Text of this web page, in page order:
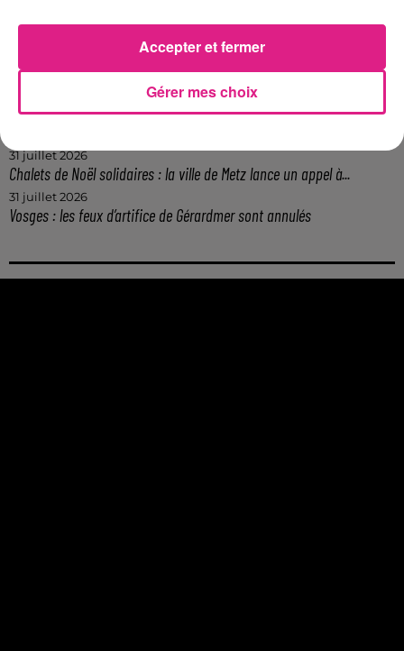
4 août 2026
Officiel : Gauthier Hein quitte le FC Metz pour l'OGC Nice
4 août 2026
Officiel : le lac de Madine reporte son feu d’artifice
4 août 2026
31 juillet 2026
Chalets de Noël solidaires : la ville de Metz lance un appel à...
31 juillet 2026
Vosges : les feux d’artifice de Gérardmer sont annulés
Gérer mes choix
Accepter et fermer